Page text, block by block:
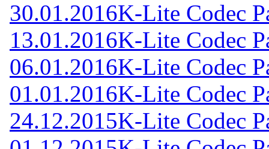
30.01.2016K-Lite Codec
13.01.2016K-Lite Codec
06.01.2016K-Lite Codec
01.01.2016K-Lite Codec
24.12.2015K-Lite Codec